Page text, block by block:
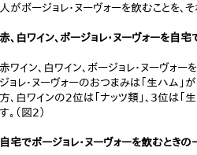
人がボージョレ・ヌーヴォーを飲むことを、
赤、白ワイン、ボージョレ・ヌーヴォーを自
赤ワイン、白ワイン、ボージョレ・ヌーヴォ
ジョレ・ヌーヴォーのおつまみは「生ハム」
方、白ワインの2位は「ナッツ類」、3位は
す。（図2）
自宅でボージョレ・ヌーヴォーを飲むと